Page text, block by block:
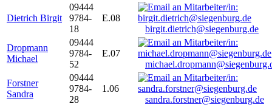
Dietrich Birgit
09444
9784-
18
E.08
birgit.dietrich@siegenburg.de
Dropmann
Michael
09444
9784-
52
E.07
Forstner
Sandra
09444
9784-
28
1.06
sandra.forstner@siegenburg.de